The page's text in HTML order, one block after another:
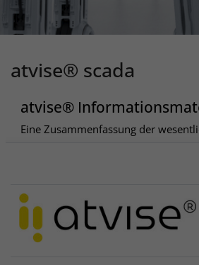
atvise® scada
atvise®
Eine Zusammenfassung der